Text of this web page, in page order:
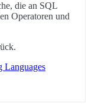
die an SQL
Operatoren und
Languages